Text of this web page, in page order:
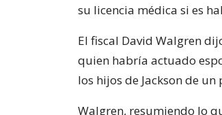
su licencia médica si es
El fiscal David Walgren
quien habría actuado
los hijos de Jackson de
Walgren, resumiendo lo